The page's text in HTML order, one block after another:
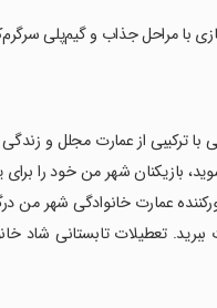
ترکیبی از عمارت مجلل و
بازیکنان شهر من خود را
عمارت خانوادگی شهر من
تعطیلات تابستانی شاد